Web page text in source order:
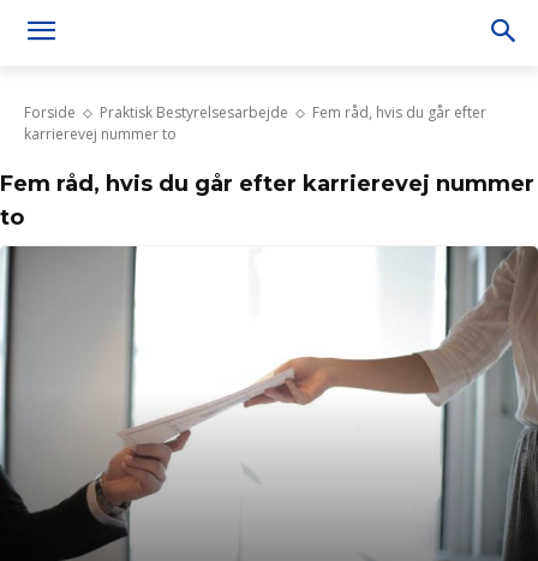
Forside Praktisk Bestyrelsesarbejde
Fem råd, hvis du går efter
karrierevej nummer to
Fem råd, hvis du går efter karrierevej nummer
to